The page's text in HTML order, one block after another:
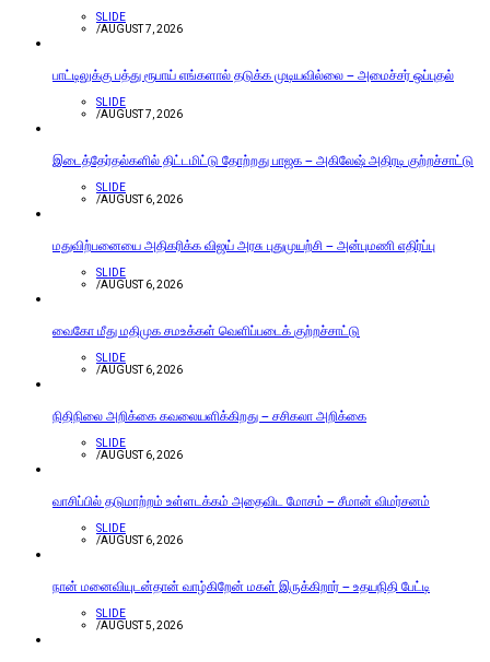
SLIDE
/AUGUST 7, 2026
பாட்டிலுக்கு பத்து ரூபாய் எங்களால் தடுக்க முடியவில்லை – அமைச்சர் ஒப்புதல்
SLIDE
/AUGUST 7, 2026
இடைத்தேர்தல்களில் திட்டமிட்டு தோற்றது பாஜக – அகிலேஷ் அதிரடி குற்றச்சாட்டு
SLIDE
/AUGUST 6, 2026
மதுவிற்பனையை அதிகரிக்க விஜய் அரசு புதுமுயற்சி – அன்புமணி எதிர்ப்பு
SLIDE
/AUGUST 6, 2026
வைகோ மீது மதிமுக சமஉக்கள் வெளிப்படைக் குற்றச்சாட்டு
SLIDE
/AUGUST 6, 2026
நிதிநிலை அறிக்கை கவலையளிக்கிறது – சசிகலா அறிக்கை
SLIDE
/AUGUST 6, 2026
வாசிப்பில் தடுமாற்றம் உள்ளடக்கம் அதைவிட மோசம் – சீமான் விமர்சனம்
SLIDE
/AUGUST 6, 2026
நான் மனைவியுடன்தான் வாழ்கிறேன் மகள் இருக்கிறார் – உதயநிதி பேட்டி
SLIDE
/AUGUST 5, 2026